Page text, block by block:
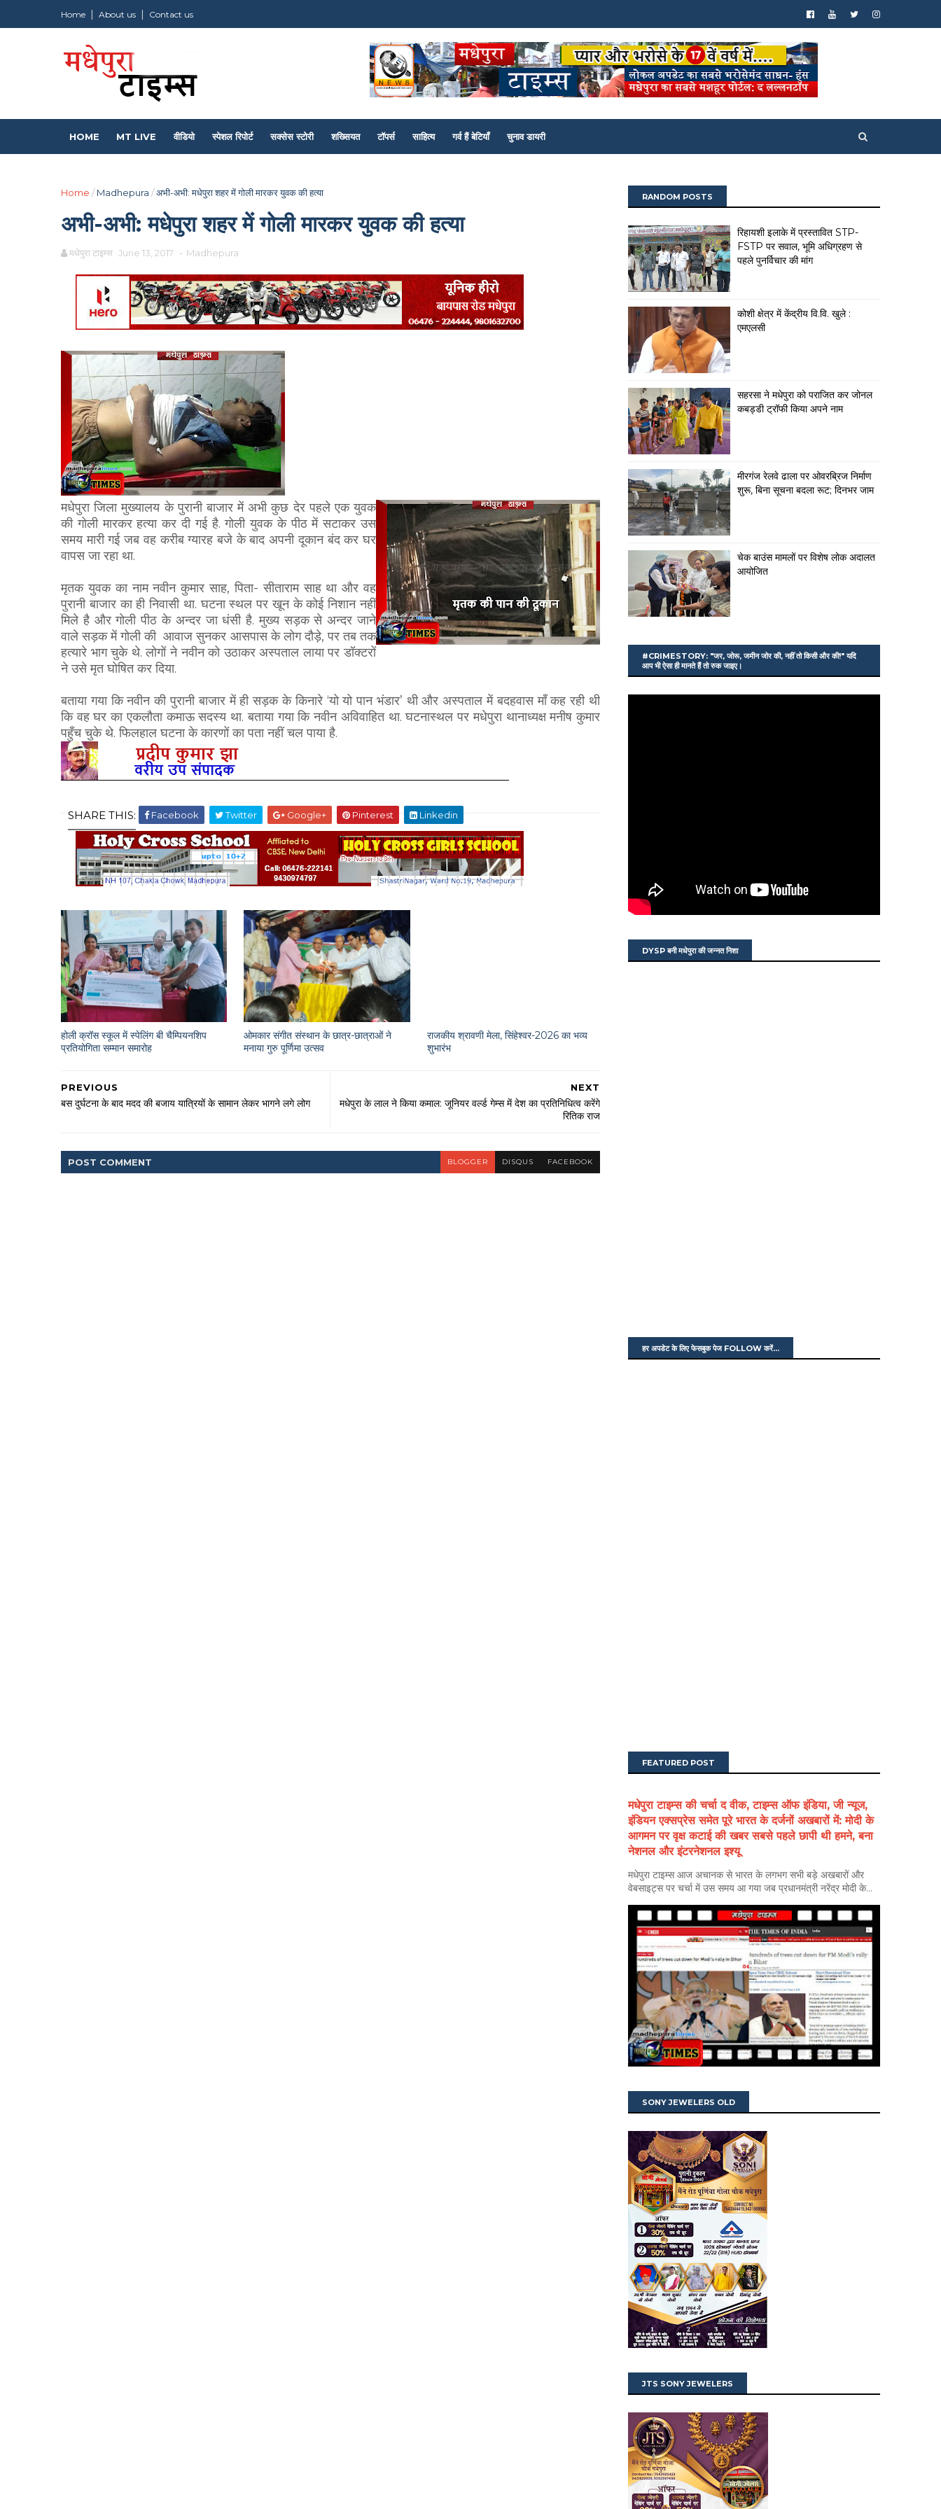
Home About us Contact us
HOME MT LIVE वीडियो स्पेशल रिपोर्ट सक्सेस स्टोरी शख्सियत टॉपर्स साहित्य गर्व हैं बेटियाँ चुनाव डायरी
Home / Madhepura /अभी-अभी: मधेपुरा शहर में गोली मारकर युवक की हत्या
अभी-अभी: मधेपुरा शहर में गोली मारकर युवक की हत्या
मधेपुरा टाइम्स June 13, 2017 - Madhepura
मधेपुरा जिला मुख्यालय के पुरानी बाजार में अभी कुछ देर पहले एक युवक
की गोली मारकर हत्या कर दी गई है. गोली युवक के पीठ में सटाकर उस
समय मारी गई जब वह करीब ग्यारह बजे के बाद अपनी दूकान बंद कर घर
वापस जा रहा था.
मृतक युवक का नाम नवीन कुमार साह, पिता- सीताराम साह था और वह
पुरानी बाजार का ही निवासी था. घटना स्थल पर खून के कोई निशान नहीं
मिले है और गोली पीठ के अन्दर जा धंसी है. मुख्य सड़क से अन्दर जाने
वाले सड़क में गोली की आवाज सुनकर आसपास के लोग दौड़े, पर तब तक
हत्यारे भाग चुके थे. लोगों ने नवीन को उठाकर अस्पताल लाया पर डॉक्टरों
ने उसे मृत घोषित कर दिया.
बताया गया कि नवीन की पुरानी बाजार में ही सड़क के किनारे ‘यो यो पान भंडार’ थी और अस्पताल में बदहवास माँ कह रही थी
कि वह घर का एकलौता कमाऊ सदस्य था. बताया गया कि नवीन अविवाहित था. घटनास्थल पर मधेपुरा थानाध्यक्ष मनीष कुमार
पहुँच चुके थे. फिलहाल घटना के कारणों का पता नहीं चल पाया है.
SHARE THIS: Facebook Twitter Google+ Pinterest Linkedin
होली क्रॉस स्कूल में स्पेलिंग बी चैम्पियनशिप
प्रतियोगिता सम्मान समारोह
ओमकार संगीत संस्थान के छात्र-छात्राओं ने
मनाया गुरु पूर्णिमा उत्सव
राजकीय श्रावणी मेला, सिंहेश्वर-2026 का भव्य
शुभारंभ
NEXT
मधेपुरा के लाल ने किया कमाल: जूनियर वर्ल्ड गेम्स में देश का प्रतिनिधित्व करेंगे
रितिक राज
PREVIOUS
बस दुर्घटना के बाद मदद की बजाय यात्रियों के सामान लेकर भागने लगे लोग
POST COMMENT BLOGGER DISQUS FACEBOOK
RANDOM POSTS
रिहायशी इलाके में प्रस्तावित STP-
FSTP पर सवाल, भूमि अधिग्रहण से
पहले पुनर्विचार की मांग
कोशी क्षेत्र में केंद्रीय वि.वि. खुले :
एमएलसी
सहरसा ने मधेपुरा को पराजित कर जोनल
कबड्डी ट्रॉफी किया अपने नाम
मीरगंज रेलवे ढाला पर ओवरब्रिज निर्माण
शुरू, बिना सूचना बदला रूट; दिनभर जाम
चेक बाउंस मामलों पर विशेष लोक अदालत
आयोजित
#CRIMESTORY: "जर, जोरू, जमीन जोर की, नहीं तो किसी और की!" यदि
आप भी ऐसा ही मानते हैं तो रुक जाइए।
DYSP बनी मधेपुरा की जन्नत निशा
हर अपडेट के लिए फेसबुक पेज FOLLOW करें...
FEATURED POST
मधेपुरा टाइम्स की चर्चा द वीक, टाइम्स ऑफ इंडिया, जी न्यूज,
इंडियन एक्सप्रेस समेत पूरे भारत के दर्जनों अखबारों में: मोदी के
आगमन पर वृक्ष कटाई की खबर सबसे पहले छापी थी हमने, बना
नेशनल और इंटरनेशनल इश्यू
मधेपुरा टाइम्स आज अचानक से भारत के लगभग सभी बड़े अखबारों और
वेबसाइट्स पर चर्चा में उस समय आ गया जब प्रधानमंत्री नरेंद्र मोदी के...
SONY JEWELERS OLD
JTS SONY JEWELERS